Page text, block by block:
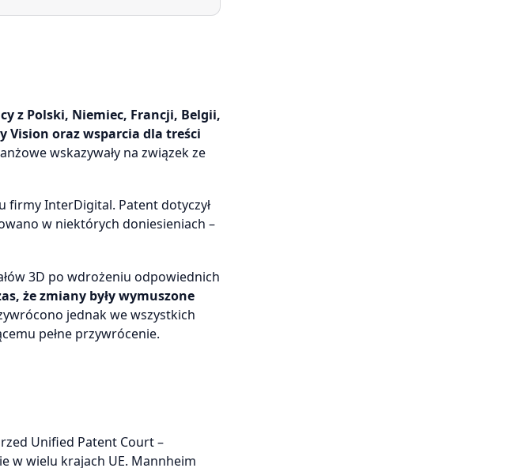
z Polski, Niemiec, Francji, Belgii,
Vision oraz wsparcia dla treści
wskazywały na związek ze
firmy InterDigital. Patent dotyczył
w niektórych doniesieniach –
3D po wdrożeniu odpowiednich
że zmiany były wymuszone
jednak we wszystkich
pełne przywrócenie.
Unified Patent Court –
w wielu krajach UE. Mannheim